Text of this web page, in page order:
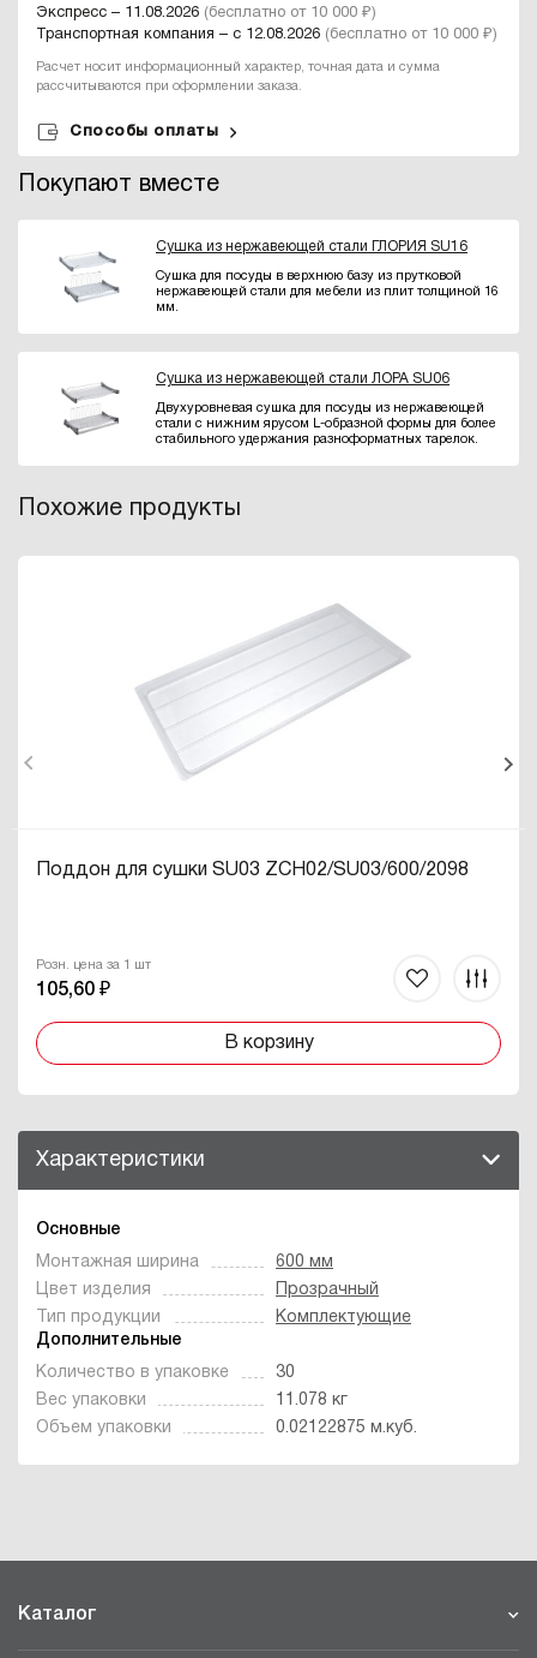
Экспресс – 11.08.2026 (бесплатно от 10 000 ₽)
Транспортная компания – с 12.08.2026 (бесплатно от 10 000 ₽)
Расчет носит информационный характер, точная дата и сумма
рассчитываются при оформлении заказа.
Способы оплаты
Покупают вместе
Сушка из нержавеющей стали ГЛОРИЯ SU16
Cушка для посуды в верхнюю базу из прутковой
нержавеющей стали для мебели из плит толщиной 16
мм.
Сушка из нержавеющей стали ЛОРА SU06
Двухуровневая сушка для посуды из нержавеющей
стали с нижним ярусом L-образной формы для более
стабильного удержания разноформатных тарелок.
Похожие продукты
Поддон для сушки SU03 ZCH02/SU03/600/2098
Розн. цена за 1 шт
105,60 ₽
В корзину
Характеристики
Основные
Монтажная ширина
600 мм
Цвет изделия
Прозрачный
Тип продукции
Комплектующие
Дополнительные
Количество в упаковке
30
Вес упаковки
11.078 кг
Объем упаковки
0.02122875 м.куб.
Каталог